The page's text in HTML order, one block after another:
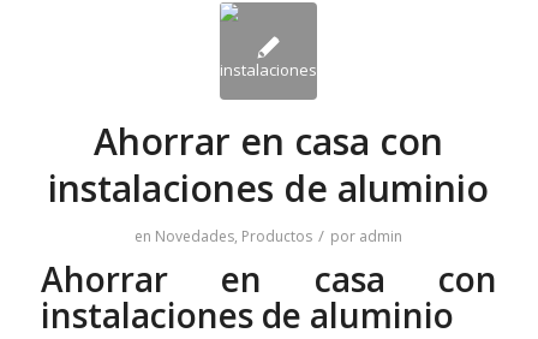
Ahorrar en casa con
instalaciones de aluminio
en Novedades, Productos / por admin
Ahorrar en casa con
instalaciones de aluminio